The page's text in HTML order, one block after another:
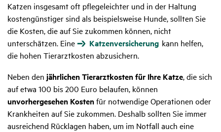
Katzen insgesamt oft pflegeleichter und in der Haltung
kostengünstiger sind als beispielsweise Hunde, sollten Sie
die Kosten, die auf Sie zukommen können, nicht
unterschätzen. Eine
Katzenversicherung kann helfen,
die hohen Tierarztkosten abzusichern.
Neben den jährlichen Tierarztkosten für Ihre Katze, die sich
auf etwa 100 bis 200 Euro belaufen, können
unvorhergesehen Kostenfür notwendige Operationen oder
Krankheiten auf Sie zukommen. Deshalb sollten Sie immer
ausreichend Rücklagen haben, um im Notfall auch eine